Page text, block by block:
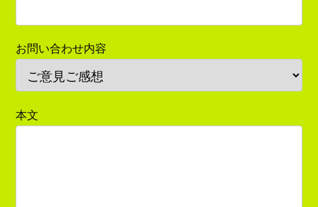
お問い合わせ内容
本文